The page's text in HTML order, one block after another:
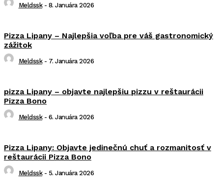
Meldssk - 8. Januára 2026
Pizza Lipany – Najlepšia voľba pre váš gastronomický
zážitok
Meldssk - 7. Januára 2026
pizza Lipany – objavte najlepšiu pizzu v reštaurácii
Pizza Bono
Meldssk - 6. Januára 2026
Pizza Lipany: Objavte jedinečnú chuť a rozmanitosť v
reštaurácii Pizza Bono
Meldssk - 5. Januára 2026